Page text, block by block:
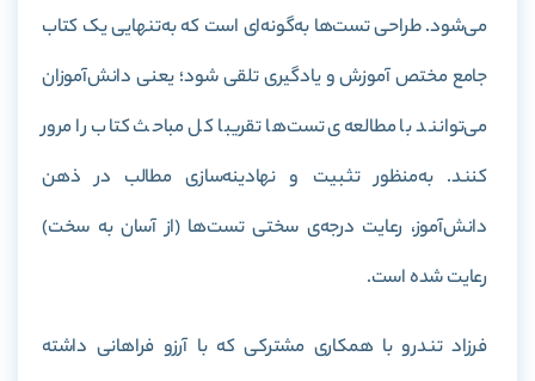
می‌شود. طراحی تست‌ها به‌گونه‌ای است که به‌تنهایی یک کتاب
جامع مختص آموزش و یادگیری تلقی شود؛ یعنی دانش‌آموزان
می‌توانند با مطالعه‌ی تست‌ها تقریبا کل مباحث کتاب را مرور
کنند. به‌منظور تثبیت و نهادینه‌سازی مطالب در ذهن
دانش‌آموز، رعایت درجه‌ی سختی تست‌ها (از آسان به سخت)
رعایت شده است.
فرزاد تندرو با همکاری مشترکی که با آرزو فراهانی داشته